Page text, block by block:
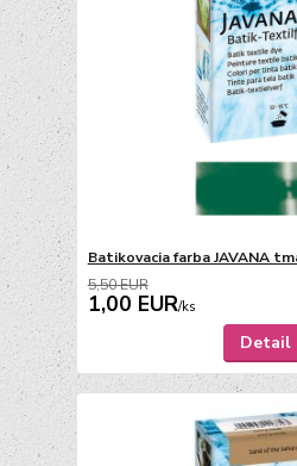
Batikovacia farba JAVANA
5,50 EUR
1,00 EUR/ks
Detail